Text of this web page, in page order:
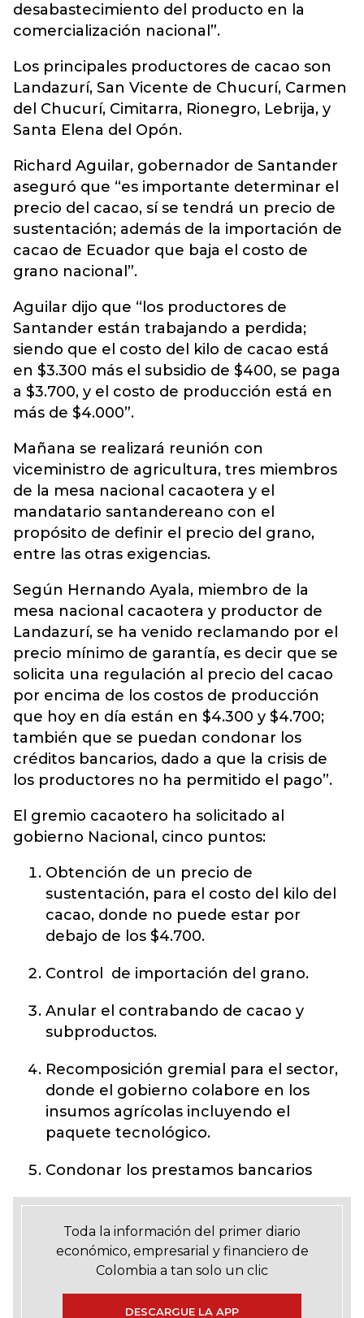
desabastecimiento del producto en la
comercialización nacional”.
Los principales productores de cacao son
Landazurí, San Vicente de Chucurí, Carmen
del Chucurí, Cimitarra, Rionegro, Lebrija, y
Santa Elena del Opón.
Richard Aguilar, gobernador de Santander
aseguró que “es importante determinar el
precio del cacao, sí se tendrá un precio de
sustentación; además de la importación de
cacao de Ecuador que baja el costo de
grano nacional”.
Aguilar dijo que “los productores de
Santander están trabajando a perdida;
siendo que el costo del kilo de cacao está
en $3.300 más el subsidio de $400, se paga
a $3.700, y el costo de producción está en
más de $4.000”.
Mañana se realizará reunión con
viceministro de agricultura, tres miembros
de la mesa nacional cacaotera y el
mandatario santandereano con el
propósito de definir el precio del grano,
entre las otras exigencias.
Según Hernando Ayala, miembro de la
mesa nacional cacaotera y productor de
Landazurí, se ha venido reclamando por el
precio mínimo de garantía, es decir que se
solicita una regulación al precio del cacao
por encima de los costos de producción
que hoy en día están en $4.300 y $4.700;
también que se puedan condonar los
créditos bancarios, dado a que la crisis de
los productores no ha permitido el pago”.
El gremio cacaotero ha solicitado al
gobierno Nacional, cinco puntos:
Obtención de un precio de
sustentación, para el costo del kilo del
cacao, donde no puede estar por
debajo de los $4.700.
Control de importación del grano.
Anular el contrabando de cacao y
subproductos.
Recomposición gremial para el sector,
donde el gobierno colabore en los
insumos agrícolas incluyendo el
paquete tecnológico.
Condonar los prestamos bancarios
Toda la información del primer diario
económico, empresarial y financiero de
Colombia a tan solo un clic
DESCARGUE LA APP